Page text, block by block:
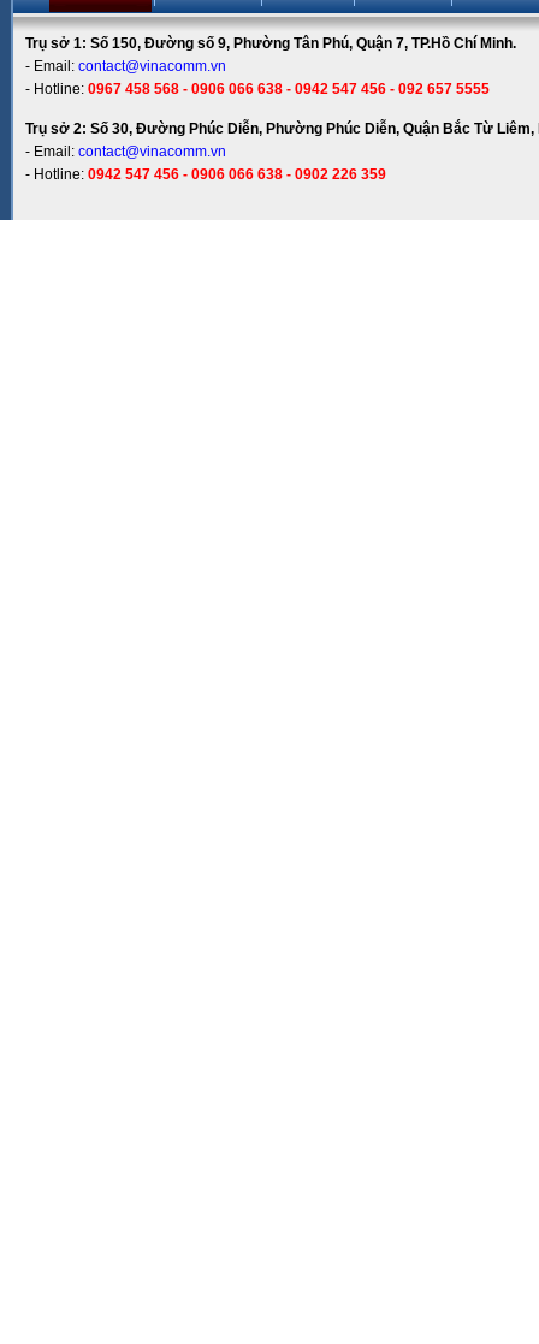
Trụ sở 1: Số 150, Đường số 9, Phường Tân Phú, Quận 7, TP.Hồ Chí Minh.
- Email: contact@vinacomm.vn
- Hotline: 0967 458 568 - 0906 066 638 - 0942 547 456 - 092 657 5555
Trụ sở 2: Số 30, Đường Phúc Diễn, Phường Phúc Diễn, Quận Bắc Từ Liêm,
- Email: contact@vinacomm.vn
- Hotline: 0942 547 456 - 0906 066 638 - 0902 226 359